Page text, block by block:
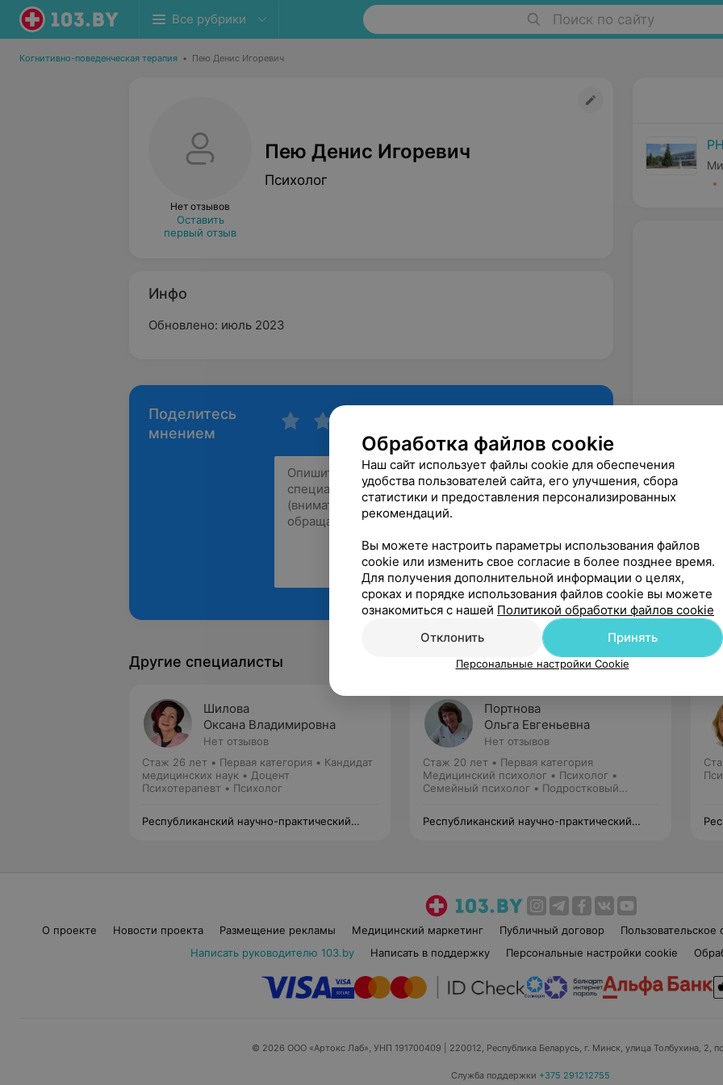
Все рубрики Поиск по сайту
Когнитивно-поведенческая терапия • Пею Денис Игоревич
Нет отзывов
Оставить
первый отзыв
Пею Денис Игоревич
Психолог
Инфо
Обновлено: июль 2023
Поделитесь
мнением
Рекомендую
Другие специалисты
Шилова
Оксана Владимировна
Нет отзывов
Стаж 26 лет • Первая категория • Кандидат
медицинских наук • Доцент
Психотерапевт • Психолог
Республиканский научно-практический
Портнова
Ольга Евгеньевна
Нет отзывов
Стаж 20 лет • Первая категория
Медицинский психолог • Психолог •
Семейный психолог • Подростковый
Республиканский научно-практический
О проекте Новости проекта Размещение рекламы Медицинский маркетинг Публичный договор Пользовательское
Написать руководителю 103.by
Написать в поддержку Персональные настройки cookie
© 2026 ООО «Артокс Лаб», УНП 191700409 | 220012, Республика Беларусь, г. Минск, улица Толбухина, 2,
Служба поддержки +375 291212755
Обработка файлов cookie
Наш сайт использует файлы cookie для обеспечения
удобства пользователей сайта, его улучшения, сбора
статистики и предоставления персонализированных
рекомендаций.
Вы можете настроить параметры использования файлов
cookie или изменить свое согласие в более позднее время.
Для получения дополнительной информации о целях,
сроках и порядке использования файлов cookie вы можете
ознакомиться с нашей Политикой обработки файлов cookie
Отклонить
Принять
Персональные настройки Cookie